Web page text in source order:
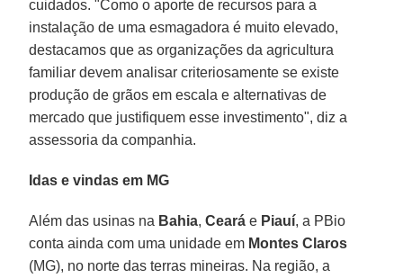
cuidados. "Como o aporte de recursos para a
instalação de uma esmagadora é muito elevado,
destacamos que as organizações da agricultura
familiar devem analisar criteriosamente se existe
produção de grãos em escala e alternativas de
mercado que justifiquem esse investimento", diz a
assessoria da companhia.
Idas e vindas em MG
Além das usinas na Bahia,Ceará e Piauí, a PBio
conta ainda com uma unidade em Montes Claros
(MG), no norte das terras mineiras. Na região, a